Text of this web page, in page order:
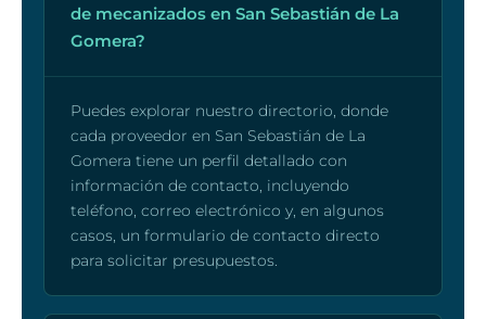
de mecanizados en San Sebastián de La
Gomera?
Puedes explorar nuestro directorio, donde
cada proveedor en San Sebastián de La
Gomera tiene un perfil detallado con
información de contacto, incluyendo
teléfono, correo electrónico y, en algunos
casos, un formulario de contacto directo
para solicitar presupuestos.